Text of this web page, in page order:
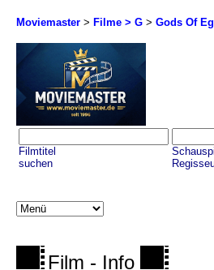
Moviemaster > Filme > G > Gods Of
Filmtitel
suchen
Film - Info